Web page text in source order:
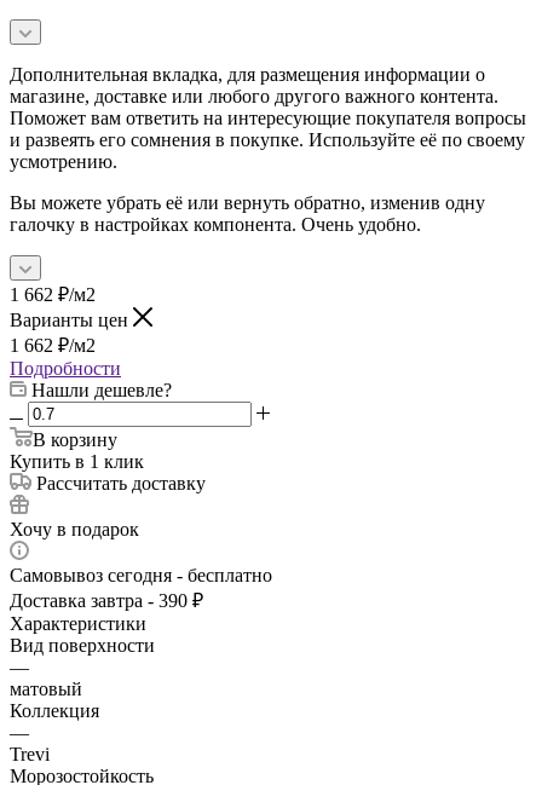
Дополнительная вкладка, для размещения информации о
магазине, доставке или любого другого важного контента.
Поможет вам ответить на интересующие покупателя вопросы
и развеять его сомнения в покупке. Используйте её по своему
усмотрению.
Вы можете убрать её или вернуть обратно, изменив одну
галочку в настройках компонента. Очень удобно.
1 662 ₽/м2
Варианты цен
1 662 ₽/м2
Подробности
Нашли дешевле?
В корзину
Купить в 1 клик
Рассчитать доставку
Хочу в подарок
Самовывоз сегодня - бесплатно
Доставка завтра - 390 ₽
Характеристики
Вид поверхности
—
матовый
Коллекция
—
Trevi
Морозостойкость